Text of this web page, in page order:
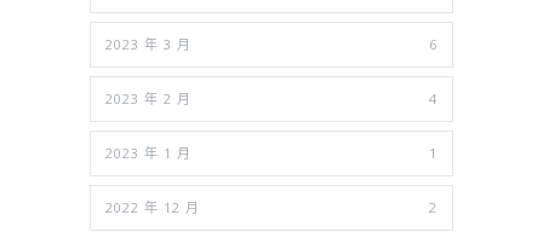
2023 年 3 月 6
2023 年 2 月 4
2023 年 1 月 1
2022 年 12 月 2